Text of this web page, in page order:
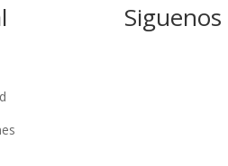
Siguenos